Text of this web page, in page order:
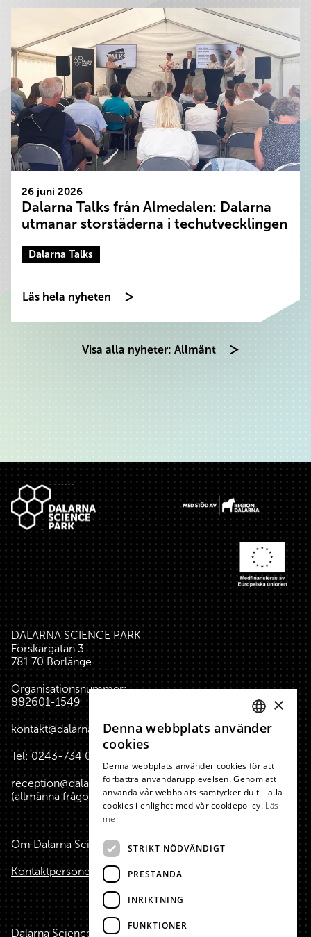
26 juni 2026
Dalarna Talks från Almedalen: Dalarna
utmanar storstäderna i techutvecklingen
Dalarna Talks
Läs hela nyheten
Visa alla nyheter: Allmänt
Sidfot
DALARNA SCIENCE PARK
Forskargatan 3
781 70 Borlänge
Organisationsnummer:
882601-1549
kontakt@dalarnasciencepark.se
Tel:0243-734 00
reception@dalarnasciencepark.se
(allmänna frågor, konferens m.m.)
Om Dalarna Science Park
Kontaktpersoner
Dalarna Science Park är finansierat med hjälp av medel
SWEDISH
×
Denna webbplats använder
cookies
Denna webbplats använder cookies för att
förbättra användarupplevelsen. Genom att
använda vår webbplats samtycker du till alla
cookies i enlighet med vår cookiepolicy. Läs
mer
STRIKT NÖDVÄNDIGT
PRESTANDA
INRIKTNING
FUNKTIONER